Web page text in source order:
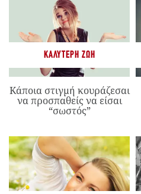
ΚΑΛΎΤΕΡΗ ΖΩΉ
Κάποια στιγμή κουράζεσαι
να προσπαθείς να είσαι
“σωστός”